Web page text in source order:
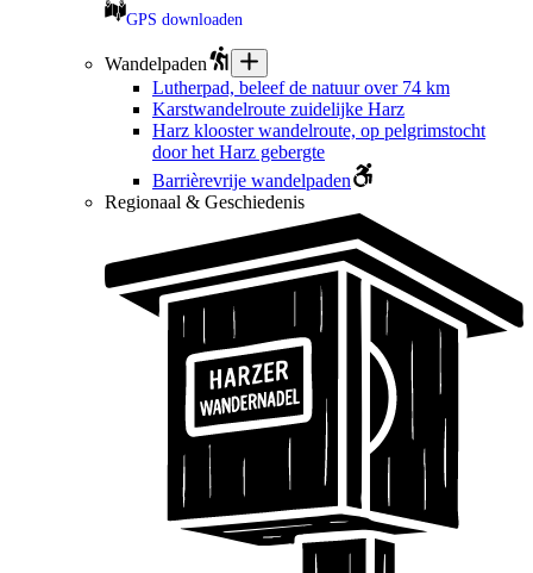
GPS downloaden
Wandelpaden
Lutherpad, beleef de natuur over 74 km
Karstwandelroute zuidelijke Harz
Harz klooster wandelroute, op pelgrimstocht
door het Harz gebergte
Barrièrevrije wandelpaden
Regionaal & Geschiedenis